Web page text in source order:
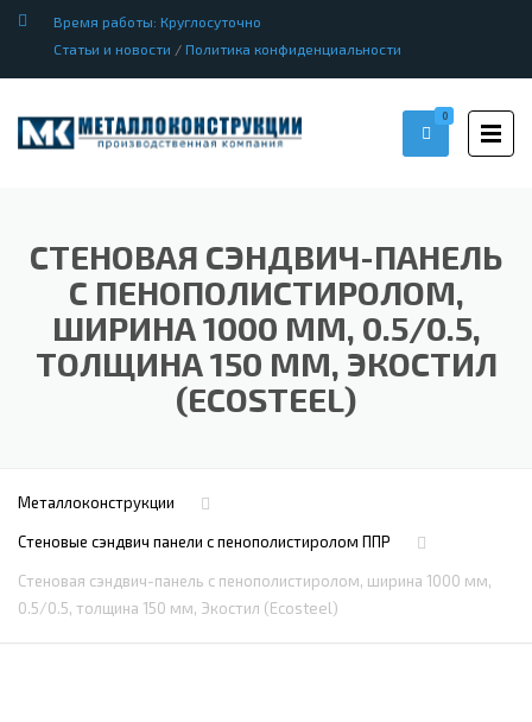
Время работы: Круглосуточно
Статьи и новости / Политика конфиденциальности
0
СТЕНОВАЯ СЭНДВИЧ-ПАНЕЛЬ
С ПЕНОПОЛИСТИРОЛОМ,
ШИРИНА 1000 ММ, 0.5/0.5,
ТОЛЩИНА 150 ММ, ЭКОСТИЛ
(ECOSTEEL)
Металлоконструкции
Стеновые сэндвич панели с пенополистиролом ППР
Стеновая сэндвич-панель с пенополистиролом, ширина 1000 мм,
0.5/0.5, толщина 150 мм, Экостил (Ecosteel)